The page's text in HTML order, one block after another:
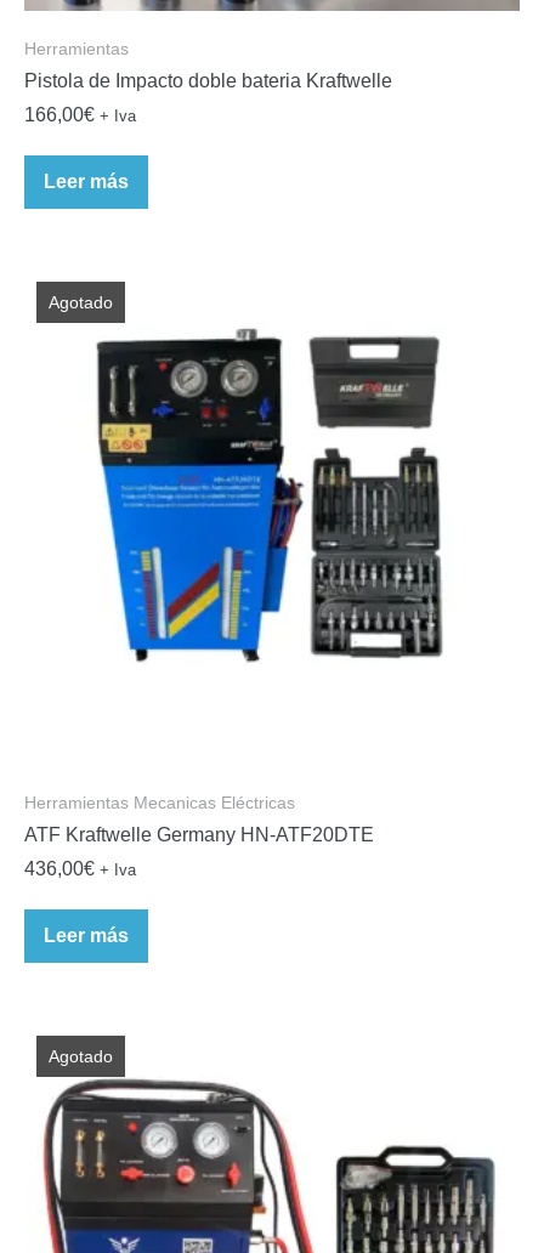
Herramientas
Pistola de Impacto doble bateria Kraftwelle
166,00€ + Iva
Leer más
Agotado
Herramientas Mecanicas Eléctricas
ATF Kraftwelle Germany HN-ATF20DTE
436,00€ + Iva
Leer más
Agotado